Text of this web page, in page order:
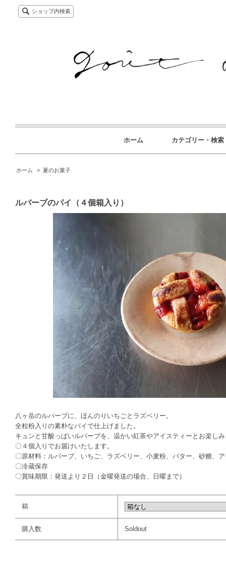
ショップ内検索
ホーム カテゴリー・検索
ホーム > 夏のお菓子
ルバーブのパイ（４個箱入り）
八ヶ岳のルバーブに、ほんのりいちごとラズベリー。
全粒粉入りの素朴なパイで仕上げました。
キュンと甘酸っぱいルバーブを、温かい紅茶やアイスティーとお楽し
〇４個入りでお届けいたします。
〇原材料：ルバーブ、いちご、ラズベリー、小麦粉、バター、砂糖、
〇冷蔵保存
〇賞味期限：発送より２日（金曜発送の場合、日曜まで）
箱
購入数 Soldout